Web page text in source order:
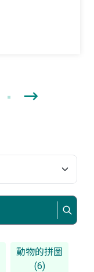
動物的拼圖
(6)